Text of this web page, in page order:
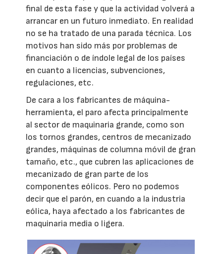
final de esta fase y que la actividad volverá a
arrancar en un futuro inmediato. En realidad
no se ha tratado de una parada técnica. Los
motivos han sido más por problemas de
financiación o de índole legal de los países
en cuanto a licencias, subvenciones,
regulaciones, etc.
De cara a los fabricantes de máquina-
herramienta, el paro afecta principalmente
al sector de maquinaria grande, como son
los tornos grandes, centros de mecanizado
grandes, máquinas de columna móvil de gran
tamaño, etc., que cubren las aplicaciones de
mecanizado de gran parte de los
componentes eólicos. Pero no podemos
decir que el parón, en cuando a la industria
eólica, haya afectado a los fabricantes de
maquinaria media o ligera.